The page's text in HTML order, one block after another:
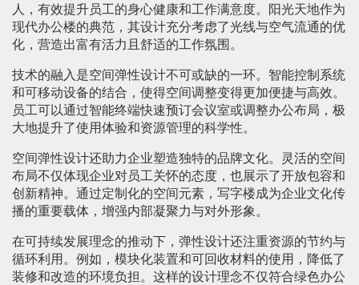
人，有效提升员工的身心健康和工作满意度。阳光天地作为
现代办公楼的典范，其设计充分考虑了光线与空气流通的优
化，营造出富有活力且舒适的工作氛围。
技术的融入是空间弹性设计不可或缺的一环。智能控制系统
和可移动设备的结合，使得空间调整变得更加便捷与高效。
员工可以通过智能终端快速预订会议室或调整办公布局，极
大地提升了使用体验和资源管理的科学性。
空间弹性设计还助力企业塑造独特的品牌文化。灵活的空间
布局不仅体现企业对员工关怀的态度，也展示了开放包容和
创新精神。通过定制化的空间元素，写字楼成为企业文化传
播的重要载体，增强内部凝聚力与对外形象。
在可持续发展理念的推动下，弹性设计还注重资源的节约与
循环利用。例如，模块化装置和可回收材料的使用，降低了
装修和改造的环境负担。这样的设计理念不仅符合绿色办公